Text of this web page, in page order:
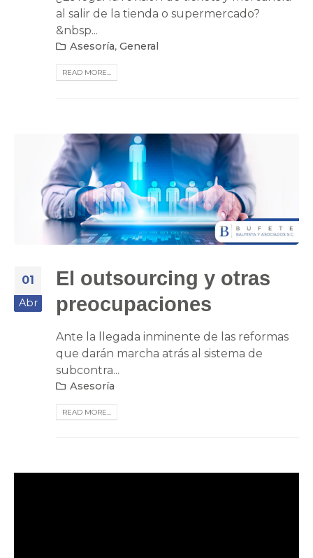
al salir de la tienda o supermercado?
&nbsp...
Asesoría,General
READ MORE...
01
Abr
El outsourcing y otras
preocupaciones
Ante la llegada inminente de las reformas
que darán marcha atrás al sistema de
subcontra...
Asesoría
READ MORE...